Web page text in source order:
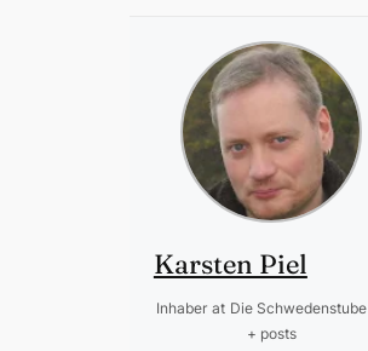
Karsten Piel
Inhaber at Die Schwedenstube
+ posts